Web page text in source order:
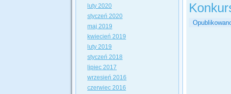
luty 2020
styczeń 2020
maj 2019
kwiecień 2019
luty 2019
styczeń 2018
lipiec 2017
wrzesień 2016
czerwiec 2016